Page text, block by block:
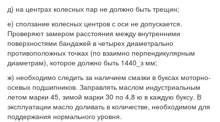
д) на центрах колесных пар не должно быть трещин;
е) сползание колесных центров с оси не допускается.
Проверяют замером расстояния между внутренними
поверхностями бандажей в четырех диаметрально
противоположных точках (по взаимно перпендикулярным
диаметрам), которое должно быть 1440_з мм;
ж) необходимо следить за наличием смазки в буксах моторно-
осевых подшипников. Заправлять маслом индустриальным
летом марки 45, зимой марки 30 по 4,8 ю в каждую буксу. В
эксплуатации масло доливать в количестве, необходимом для
поддержания нормального уровня.